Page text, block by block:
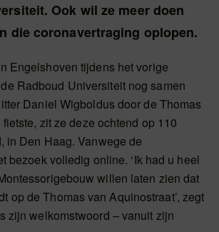
Ook wil ze meer doen
die coronavertraging oplopen.
Engelshoven tijdens het vorige
Radboud Universiteit nog samen
Daniel Wigboldus door de Thomas
zit ze deze ochtend op 110
in Den Haag. Vanwege de
bezoek volledig online. ‘Ik had u heel
willen laten zien dat
op de Thomas van Aquinostraat’, zegt
zijn welkomstwoord – vanuit zijn